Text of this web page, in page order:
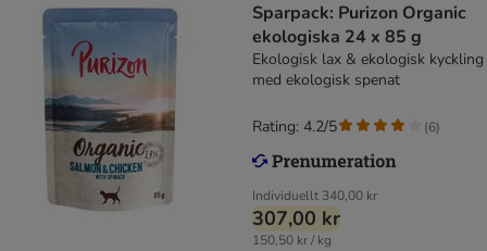
Sparpack: Purizon Organic
ekologiska 24 x 85 g
Ekologisk lax & ekologisk kyckling
med ekologisk spenat
Individuellt 340,00 kr
307,00 kr
150,50 kr / kg
Rating: 4.2/5 (6)